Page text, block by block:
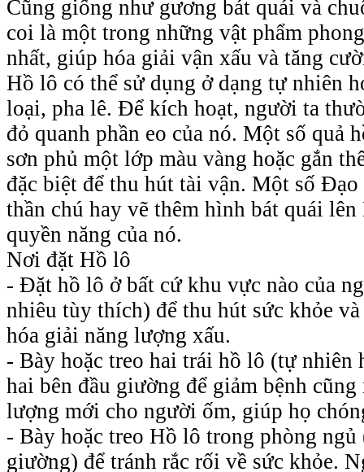
Cũng giống như gương bát quái và
coi là một trong những vật phẩm
nhất, giúp hóa giải vận xấu và tăng
Hồ lô có thể sử dụng ở dạng tự nhiên
loại, pha lê. Để kích hoạt, người ta
đỏ quanh phần eo của nó. Một số quả
sơn phủ một lớp màu vàng hoặc gắn
đặc biệt để thu hút tài vận. Một số Đạo
thần chú hay vẽ thêm hình bát quái
quyền năng của nó.
Nơi đặt Hồ lô
- Đặt hồ lô ở bất cứ khu vực nào của
nhiêu tùy thích) để thu hút sức khỏe
hóa giải năng lượng xấu.
- Bày hoặc treo hai trái hồ lô (tự nhiên
hai bên đầu giường để giảm bệnh
lượng mới cho người ốm, giúp họ
- Bày hoặc treo Hồ lô trong phòng ngủ
giường) để tránh rắc rối về sức khỏe.